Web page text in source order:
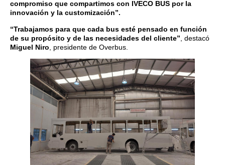
compromiso que compartimos con IVECO BUS por la
innovación y la customización”.
“Trabajamos para que cada bus esté pensado en función
de su propósito y de las necesidades del cliente” , destacó
Miguel Niro , presidente de Overbus.